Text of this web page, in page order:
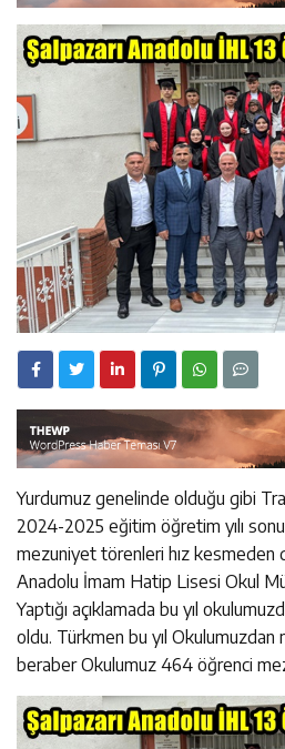
8:15 Çeyrek Asırlık Eser
18:31 Beşikdüzü’nde Trafik
Yurdumuz genelinde olduğu gibi
2024-2025 eğitim öğretim yılı sonu
mezuniyet törenleri hız kesmeden
Anadolu İmam Hatip Lisesi Okul
Yaptığı açıklamada bu yıl
oldu. Türkmen bu yıl Okulumuzdan
beraber Okulumuz 464 öğrenci